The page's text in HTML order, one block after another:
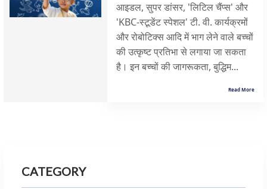
आइडल, सुपर डांसर, 'लिटिल चैंप्स' और
'KBC-स्टूडेंट स्पेशल' टी. वी. कार्यक्रमों
और रोबोटिक्स आदि में भाग लेने वाले बच्चों
की उत्कृष्ट प्रतिभा से लगाया जा सकता
है। इन बच्चों की जागरूकता, बुद्धिम...
Read More
CATEGORY